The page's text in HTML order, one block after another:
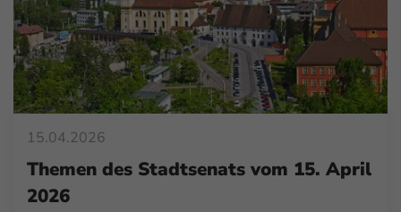
15.04.2026
Themen des Stadtsenats vom 15. April
2026